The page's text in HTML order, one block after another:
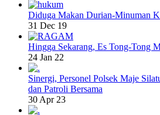
Diduga Makan Durian-Minuman
31 Dec 19
Hingga Sekarang, Es Tong-Tong
24 Jan 22
Sinergi, Personel Polsek Maje
dan Patroli Bersama
30 Apr 23